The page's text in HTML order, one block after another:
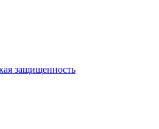
защищенность